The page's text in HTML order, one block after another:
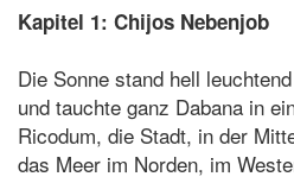
Kapitel 1: Chijos Nebenjob
Die Sonne stand hell
und tauchte ganz Dabana in
Ricodum, die Stadt, in der
das Meer im Norden, im